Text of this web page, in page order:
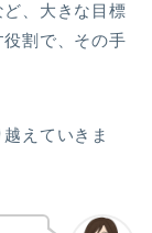
、大きな目標
割で、その手
えていきま